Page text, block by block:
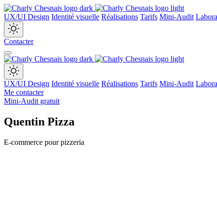
UX/UI Design Identité visuelle Réalisations Tarifs Mini-Audit
Contacter
UX/UI Design Identité visuelle Réalisations Tarifs Mini-Audit
Me contacter
Mini-Audit gratuit
Quentin Pizza
E-commerce pour pizzeria